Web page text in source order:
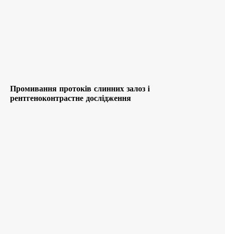
Промивання протоків слинних залоз і
рентгеноконтрастне дослідження